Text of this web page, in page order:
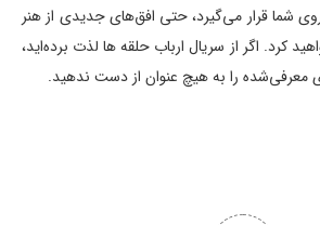
شما قرار می‌گیرد، حتی افق‌های جدیدی از هنر
کرد. اگر از سریال ارباب حلقه ها لذت برده‌اید،
معرفی‌شده را به هیچ عنوان از دست ندهید.